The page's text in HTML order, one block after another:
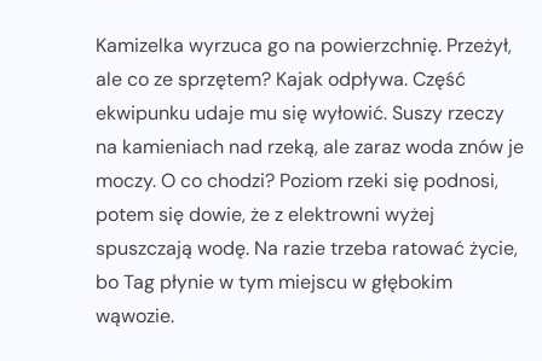
Kamizelka wyrzuca go na powierzchnię. Przeżył,
ale co ze sprzętem? Kajak odpływa. Część
ekwipunku udaje mu się wyłowić. Suszy rzeczy
na kamieniach nad rzeką, ale zaraz woda znów je
moczy. O co chodzi? Poziom rzeki się podnosi,
potem się dowie, że z elektrowni wyżej
spuszczają wodę. Na razie trzeba ratować życie,
bo Tag płynie w tym miejscu w głębokim
wąwozie.